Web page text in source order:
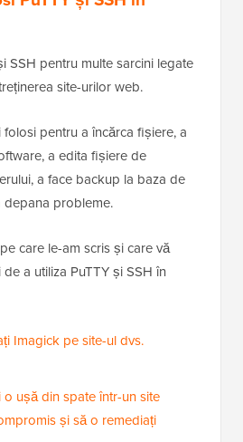
SSH pentru multe sarcini legate
site-urilor web.
pentru a încărca fișiere, a
a edita fișiere de
a face backup la baza de
depana probleme.
care le-am scris și care vă
a utiliza PuTTY și SSH în
Imagick pe site-ul dvs.
o ușă din spate într-un site
și să o remediați